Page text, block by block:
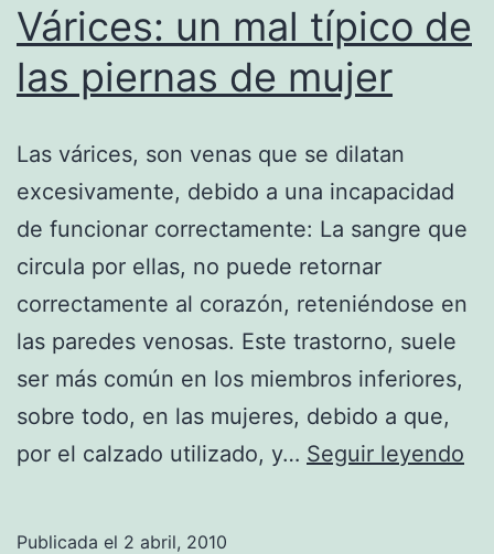
Várices: un mal típico de
las piernas de mujer
Las várices, son venas que se dilatan
excesivamente, debido a una incapacidad
de funcionar correctamente: La sangre que
circula por ellas, no puede retornar
correctamente al corazón, reteniéndose en
las paredes venosas. Este trastorno, suele
ser más común en los miembros inferiores,
sobre todo, en las mujeres, debido a que,
por el calzado utilizado, y… Seguir leyendo
Publicada el 2 abril, 2010